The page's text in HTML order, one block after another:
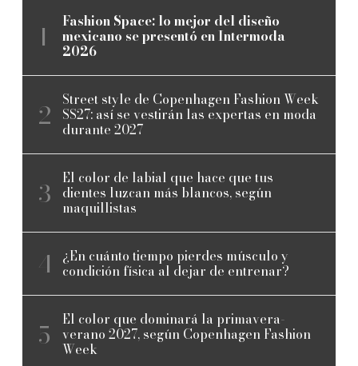
Fashion Space: lo mejor del diseño
mexicano se presentó en Intermoda
2026
Street style de Copenhagen Fashion Week
SS27: así se vestirán las expertas en moda
durante 2027
El color de labial que hace que tus
dientes luzcan más blancos, según
maquillistas
¿En cuánto tiempo pierdes músculo y
condición física al dejar de entrenar?
El color que dominará la primavera-
verano 2027, según Copenhagen Fashion
Week